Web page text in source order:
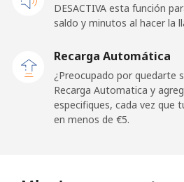
Malaysia
Línea fija ⁦1.5¢⁩
⁦1.5¢⁩
DESACTIVA esta función
saldo y minutos al hacer la
Recarga Automática
¿Preocupado por quedarte
Recarga Automatica y
especifiques, cada vez que
en menos de ⁦€5⁩.